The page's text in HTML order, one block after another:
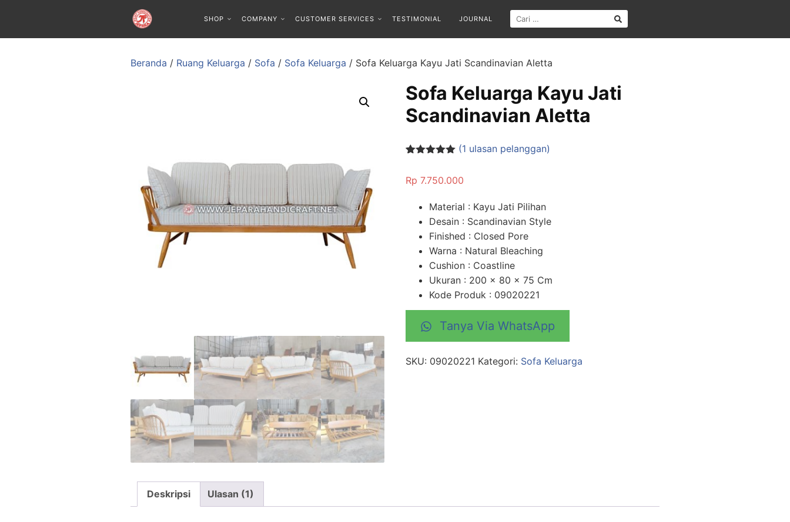
SHOP COMPANY CUSTOMER SERVICES TESTIMONIAL JOURNAL
Beranda / Ruang Keluarga / Sofa / Sofa Keluarga / Sofa Keluarga Kayu Jati Scandinavian Aletta
Sofa Keluarga Kayu Jati
Scandinavian Aletta
berdasarka
(1 ulasan pelanggan)
Rp 7.750.000
Material : Kayu Jati Pilihan
Desain : Scandinavian Style
Finished : Closed Pore
Warna : Natural Bleaching
Cushion : Coastline
Ukuran : 200 x 80 x 75 Cm
Kode Produk : 09020221
Tanya Via WhatsApp
SKU: 09020221 Kategori: Sofa Keluarga
Deskripsi Ulasan (1)